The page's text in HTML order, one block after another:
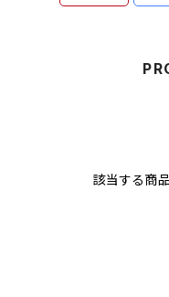
該当する商